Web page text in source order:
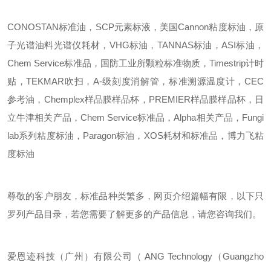
CONOSTAN标准油，SCP元素标液，美国Cannon粘度标油，原
子光谱油料光谱仪耗材，VHG标油，TANNAS标油，ASI标油，
Chem Service标准品，国防工业所颗粒标准物质，Timestrip计时
贴，TEKMAR吹扫，A-级刻度消解管，标准溯源温度计，CEC
参考油，Chemplex样品膜样品杯，PREMIER样品膜样品杯，日
立牛津相关产品，Chem Service标准品，Alpha相关产品，Fungi
lab系列粘度标油，Paragon标油，XOS耗材和标准品，博力飞粘
度标油
尊敬的客户朋友，标准品种类繁多，网页介绍篇幅有限，以下只
罗列产品目录，若您需要了解更多的产品信息，请您咨询我们。
爱恩迹科技（广州）有限公司（ ANG Technology（Guangzho